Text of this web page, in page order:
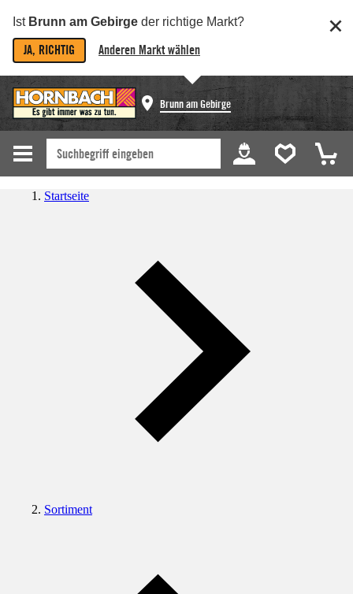
Ist Brunn am Gebirge der richtige Markt?
JA, RICHTIG Anderen Markt wählen
Brunn am Gebirge
Startseite
Sortiment